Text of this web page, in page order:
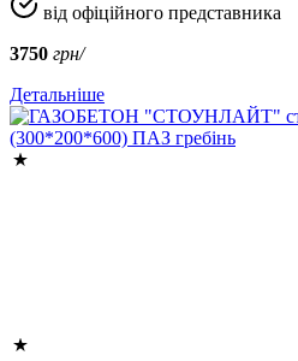
від офіційного представника
3750 грн/
Детальніше